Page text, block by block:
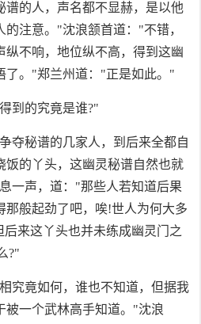
谱的人，声名都不显赫，是以他
注意。"沈浪颔首道："不错，
不响，地位纵不高，得到这幽
了。"郑兰州道："正是如此。"
到的究竟是谁?"
夺秘谱的几家人，到后来全都自
饭的丫头，这幽灵秘谱自然也就
一声，道："那些人若知道后果
那般起劲了吧，唉!世人为何大多
来这丫头也并未练成幽灵门之
?"
究竟如何，谁也不知道，但据我
被一个武林高手知道。"沈浪